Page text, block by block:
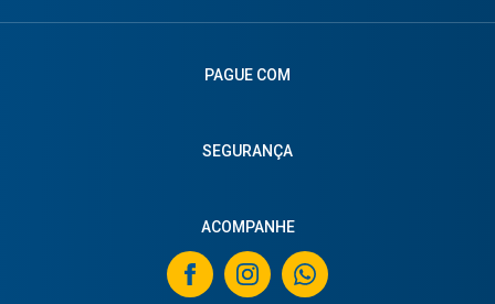
PAGUE COM
SEGURANÇA
ACOMPANHE